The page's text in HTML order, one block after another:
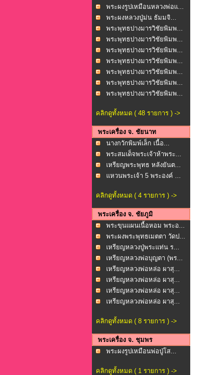
พระผงรูปเหมือนหลวงพ่อแ...
พระผงหลวงปู่ม่น ธัมมจิ...
พระพุทธปางมารวิชัยพิมพ...
พระพุทธปางมารวิชัยพิมพ...
พระพุทธปางมารวิชัยพิมพ...
พระพุทธปางมารวิชัยพิมพ...
พระพุทธปางมารวิชัยพิมพ...
พระพุทธปางมารวิชัยพิมพ...
พระพุทธปางมารวิชัยพิมพ...
คลิกดูทั้งหมด ( 48 รายการ ) ->
พระเครื่อง จ. ชัยนาท
นางกวักพิมพ์เล็ก เนื้อ...
พระสมเด็จพระเจ้าห้าพระ...
เหรียญพระพุทธ หลังยันต...
แหวนพระเจ้า 5 พระองค์ ...
คลิกดูทั้งหมด ( 4 รายการ ) ->
พระเครื่อง จ. ชัยภูมิ
พระขุนแผนเนื้อหอม พระอ...
พระผงพระพุทธเมตตา วัดป...
เหรียญหลวงปู่พระแท่น ร...
เหรียญหลวงพ่อบุญตา (พร...
เหรียญหลวงพ่อหล่อ ผาสุ...
เหรียญหลวงพ่อหล่อ ผาสุ...
เหรียญหลวงพ่อหล่อ ผาสุ...
เหรียญหลวงพ่อหล่อ ผาสุ...
คลิกดูทั้งหมด ( 8 รายการ ) ->
พระเครื่อง จ. ชุมพร
พระผงรูปเหมือนพ่อปู่โส...
คลิกดูทั้งหมด ( 1 รายการ ) ->